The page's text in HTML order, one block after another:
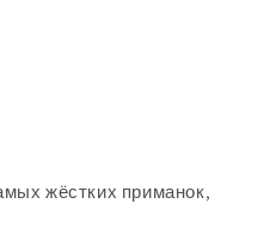
жёстких приманок,